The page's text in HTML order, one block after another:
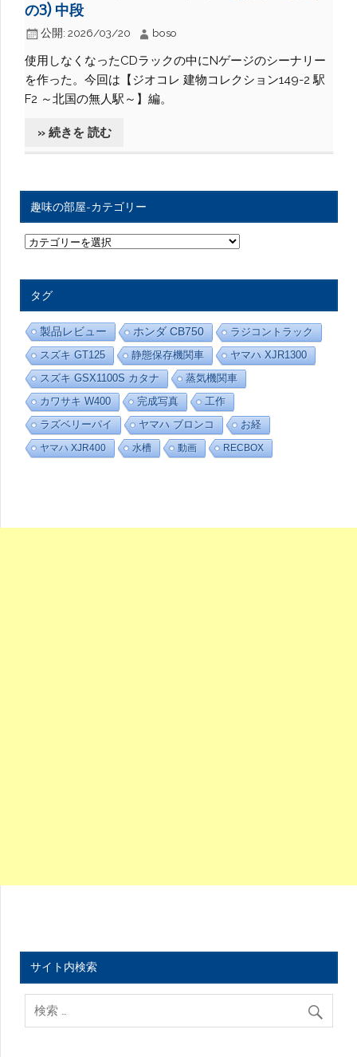
の3) 中段
公開: 2026/03/20 boso
使用しなくなったCDラックの中にNゲージのシーナリー
を作った。今回は【ジオコレ 建物コレクション149-2 駅
F2 ～北国の無人駅～】編。
» 続きを 読む
趣味の部屋-カテゴリー
趣
味
カ
テ
ゴ
リ
ー
タグ
製品レビュー ホンダ CB750
ラジコントラック
スズキ GT125
静態保存機関車
ヤマハ XJR1300
スズキ GSX1100S カタナ
蒸気機関車
カワサキ W400
完成写真
工作
ラズベリーパイ
ヤマハ ブロンコ お経
ヤマハ XJR400 水槽 動画 RECBOX
サイト内検索